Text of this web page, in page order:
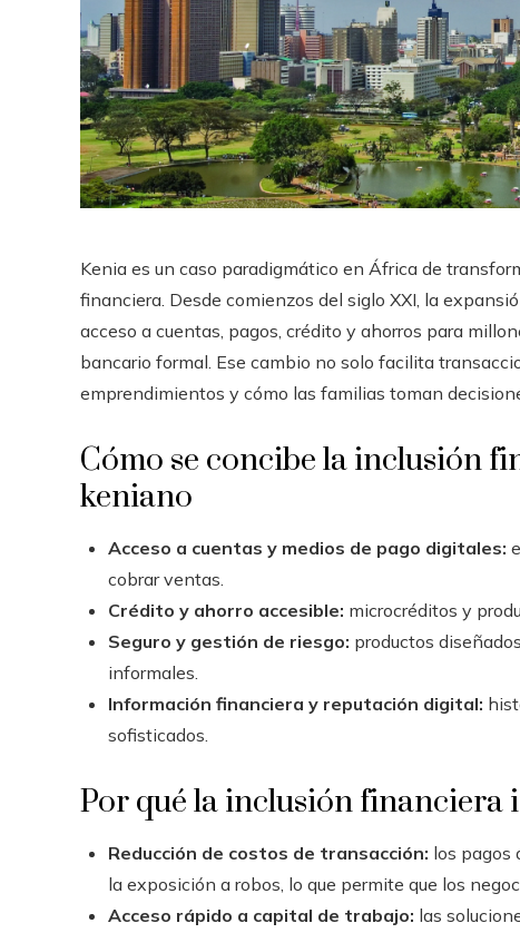
Kenia es un caso paradigmático en África de
financiera. Desde comienzos del siglo XXI, la
acceso a cuentas, pagos, crédito y ahorros para
bancario formal. Ese cambio no solo facilita
emprendimientos y cómo las familias toman
Cómo se concibe la inclusión
keniano
Acceso a cuentas y medios de pago digitales:
cobrar ventas.
Crédito y ahorro accesible: microcréditos y
Seguro y gestión de riesgo: productos
informales.
Información financiera y reputación digital:
sofisticados.
Por qué la inclusión financiera
Reducción de costos de transacción: los pagos
la exposición a robos, lo que permite que los
Acceso rápido a capital de trabajo: las